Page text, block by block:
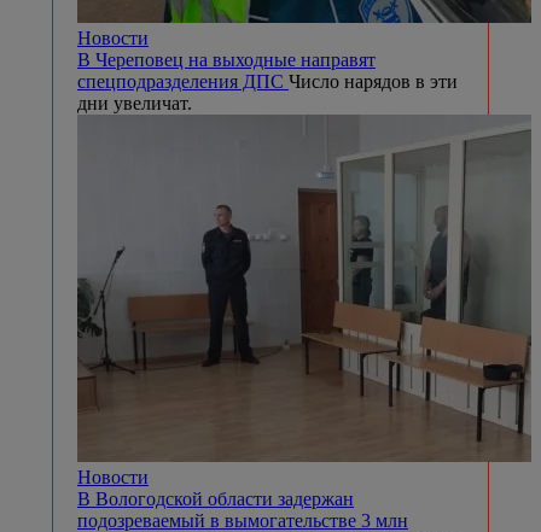
Новости
В Череповец на выходные направят
спецподразделения ДПС Число нарядов в эти
дни увеличат.
Новости
В Вологодской области задержан
подозреваемый в вымогательстве 3 млн